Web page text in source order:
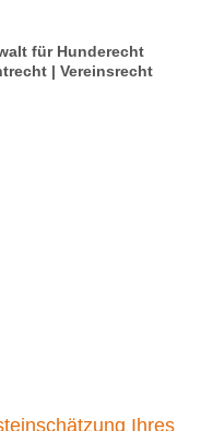
für Hunderecht
| Vereinsrecht
Ihres